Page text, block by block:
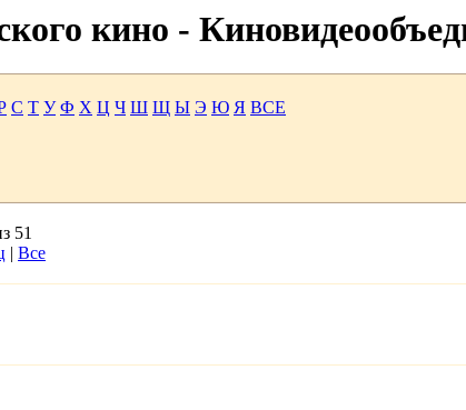
кино -
С Т У Ф Х Ц Ч Ш Щ Ы Э Ю Я ВСЕ
51
| Все